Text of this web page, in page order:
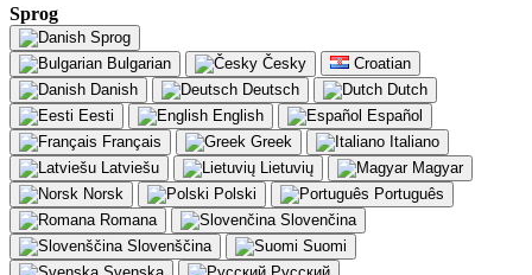
Sprog
Sprog
Bulgarian
Česky
Croatian
Danish
Deutsch
Dutch
Eesti
English
Español
Français
Greek
Italiano
Latviešu
Lietuvių
Magyar
Norsk
Polski
Português
Romana
Slovenčina
Slovenščina
Suomi